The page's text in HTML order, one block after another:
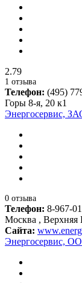
2.79
1 отзыва
Телефон: (495)
Горы 8-я, 20 к1
Энергосервис,
0 отзыва
Телефон: 8-967-
Москва , Верхняя
Сайта:
Энергосервис,